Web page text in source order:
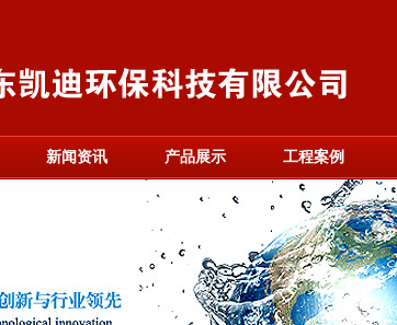
新闻资讯 产品展示 工程案例